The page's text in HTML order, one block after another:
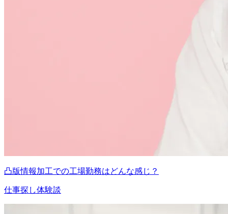
凸版情報加工での工場勤務はどんな感じ？
仕事探し体験談